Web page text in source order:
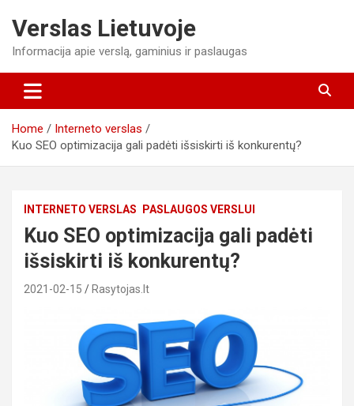
content
Verslas Lietuvoje
Informacija apie verslą, gaminius ir paslaugas
Home
Interneto verslas
Kuo SEO optimizacija gali padėti išsiskirti iš konkurentų?
INTERNETO VERSLAS PASLAUGOS VERSLUI
Kuo SEO optimizacija gali padėti
išsiskirti iš konkurentų?
2021-02-15 Rasytojas.lt